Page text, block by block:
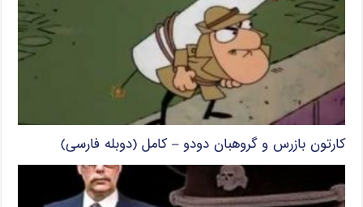
کارتون بازرس و گروهبان دودو – کامل (دوبله فارسی)